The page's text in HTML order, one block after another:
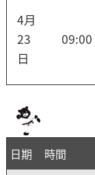
4月
23
日
09:00
日期 時間